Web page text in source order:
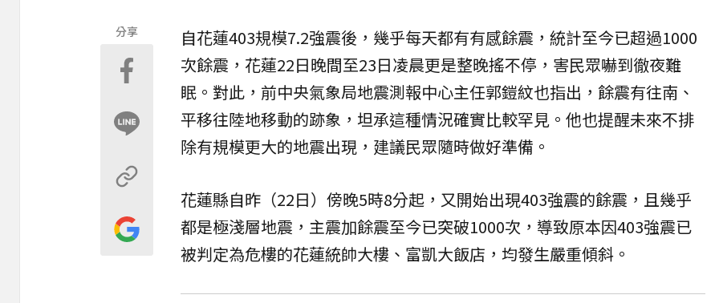
分享 自花蓮403規模7.2強震後，幾乎每天都有有感餘震 ，統計至今已超過1000
次餘震，花蓮22日晚間至23日凌晨更是整晚搖不停，害民眾嚇到徹夜難
眠。對此，前中央氣象局地震測報中心主任郭鎧紋也指出，餘震有往南、
平移往陸地移動的跡象，坦承這種情況確實比較罕見。他也提醒未來不排
除有規模更大的地震出現，建議民眾隨時做好準備。
花蓮縣自昨（22日）傍晚5時8分起，又開始出現403強震的餘震，且幾乎
都是極淺層地震，主震加餘震至今已突破1000次，導致原本因403強震已
被判定為危樓的花蓮統帥大樓、富凱大飯店，均發生嚴重傾斜。